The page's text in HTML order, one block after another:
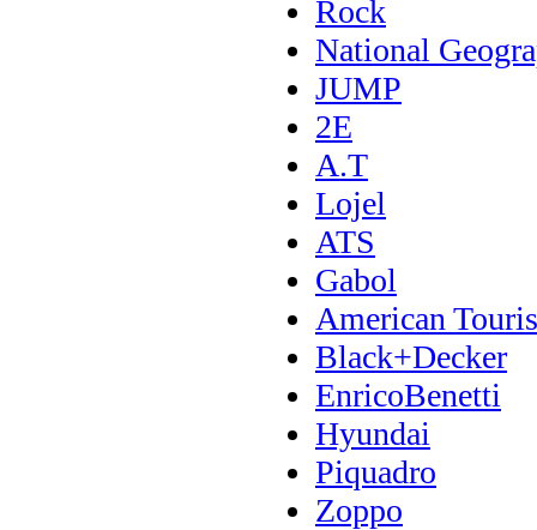
Rock
National
JUMP
2E
A.T
Lojel
ATS
Gabol
American
Black+Decker
EnricoBenetti
Hyundai
Piquadro
Zoppo